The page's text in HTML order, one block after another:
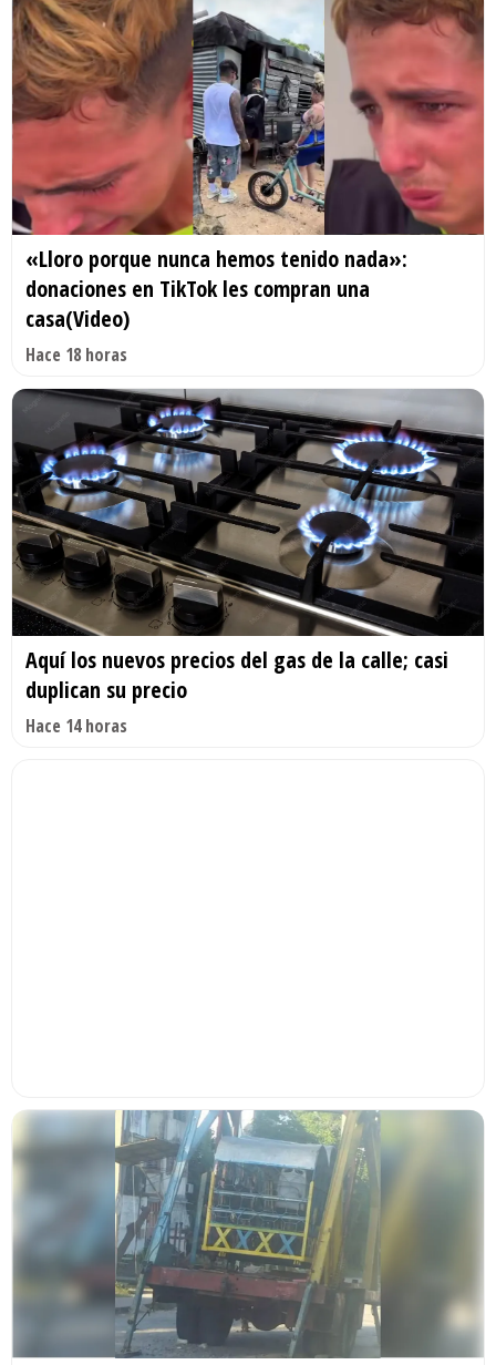
«Lloro porque nunca hemos tenido nada»:
donaciones en TikTok les compran una
casa(Video)
Hace 18 horas
Aquí los nuevos precios del gas de la calle; casi
duplican su precio
Hace 14 horas